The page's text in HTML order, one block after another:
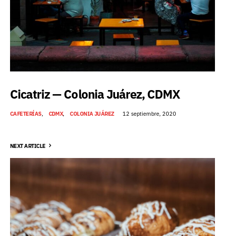
Cicatriz — Colonia Juárez, CDMX
CAFETERÍAS CDMX COLONIA JUÁREZ 12 septiembre, 2020
NEXT ARTICLE